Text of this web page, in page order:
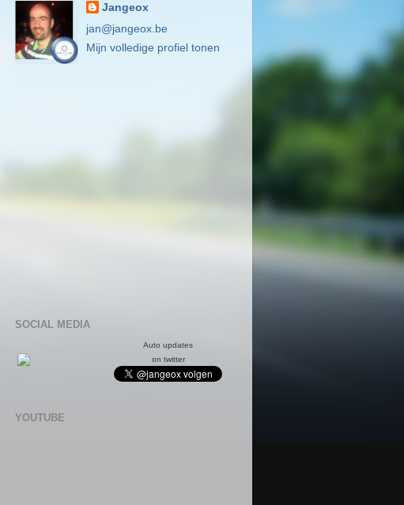
Jangeox
jan@jangeox.be
Mijn volledige profiel tonen
SOCIAL MEDIA
Auto updates
on twitter
YOUTUBE